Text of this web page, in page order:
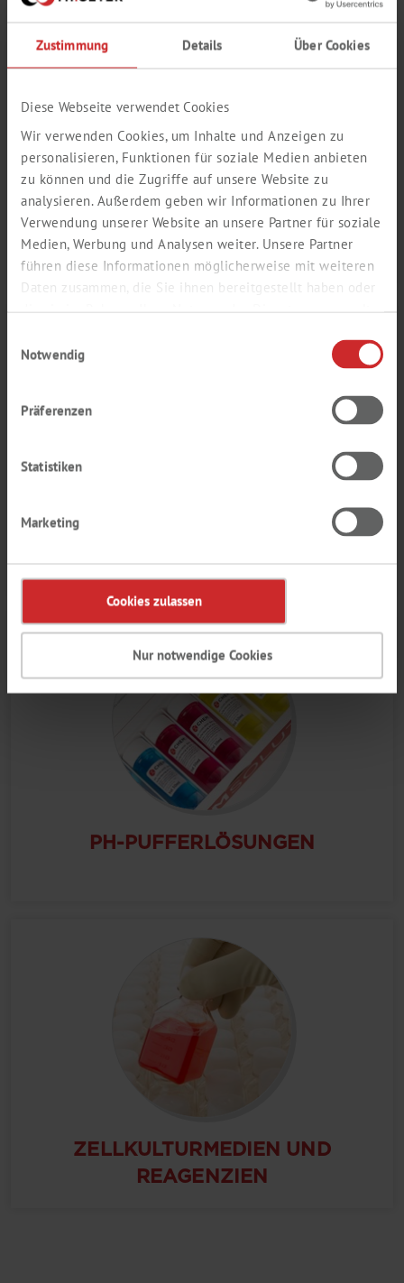
Zustimmung Details Über Cookies
Diese Webseite verwendet Cookies
Wir verwenden Cookies, um Inhalte und Anzeigen zu
personalisieren, Funktionen für soziale Medien anbieten
zu können und die Zugriffe auf unsere Website zu
analysieren. Außerdem geben wir Informationen zu Ihrer
Verwendung unserer Website an unsere Partner für soziale
Medien, Werbung und Analysen weiter. Unsere Partner
führen diese Informationen möglicherweise mit weiteren
Daten zusammen, die Sie ihnen bereitgestellt haben oder
die sie im Rahmen Ihrer Nutzung der Dienste gesammelt
Notwendig
Präferenzen
Statistiken
Marketing
Cookies zulassen
Nur notwendige Cookies
IONENPAAR-REAGENZIEN
CHEMIKALIEN/REAGENZIEN
PH-PUFFERLÖSUNGEN
ZELLKULTURMEDIEN UND
REAGENZIEN